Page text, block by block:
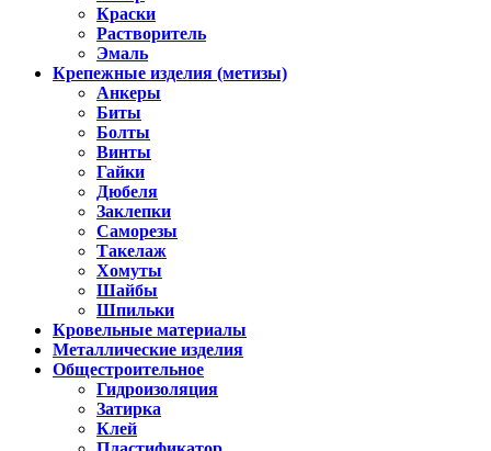
Краски
Растворитель
Эмаль
Крепежные изделия (метизы)
Анкеры
Биты
Болты
Винты
Гайки
Дюбеля
Заклепки
Саморезы
Такелаж
Хомуты
Шайбы
Шпильки
Кровельные материалы
Металлические изделия
Общестроительное
Гидроизоляция
Затирка
Клей